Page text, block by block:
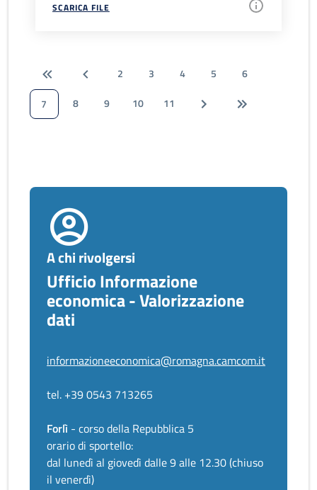
SCARICA FILE
2 3 4 5
6
7
8 9 10 11
A chi rivolgersi
Ufficio Informazione
economica - Valorizzazione
dati
informazioneeconomica@romagna.camcom.it
tel. +39 0543 713265
Forlì - corso della Repubblica 5
orario di sportello:
dal lunedì al giovedì dalle 9 alle 12.30 (chiuso
il venerdì)